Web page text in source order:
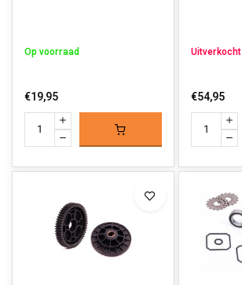
Op voorraad
€19,95
Uitverkocht
€54,95